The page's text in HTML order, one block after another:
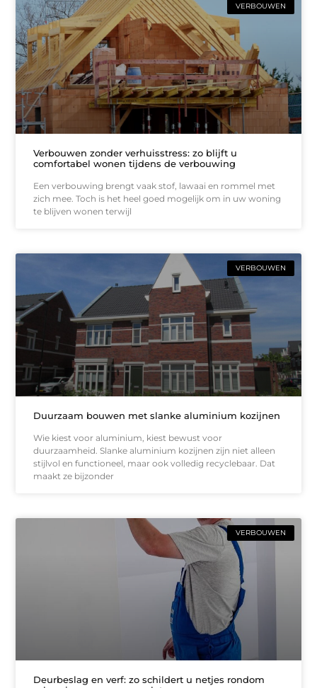
VERBOUWEN
Verbouwen zonder verhuisstress: zo blijft u
comfortabel wonen tijdens de verbouwing
Een verbouwing brengt vaak stof, lawaai en rommel met
zich mee. Toch is het heel goed mogelijk om in uw woning
te blijven wonen terwijl
VERBOUWEN
Duurzaam bouwen met slanke aluminium kozijnen
Wie kiest voor aluminium, kiest bewust voor
duurzaamheid. Slanke aluminium kozijnen zijn niet alleen
stijlvol en functioneel, maar ook volledig recyclebaar. Dat
maakt ze bijzonder
VERBOUWEN
Deurbeslag en verf: zo schildert u netjes rondom